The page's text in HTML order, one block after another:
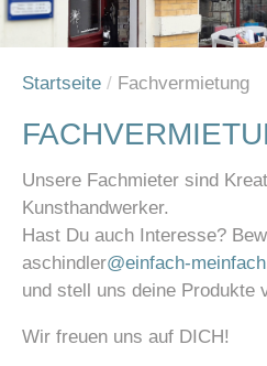
FACHVERMIETUNG
ANFAHRT
Startseite / Fachvermietung
Unsere Fachmieter sind
Kunsthandwerker.
Hast Du auch Interesse?
aschindler@einfach-
und stell uns deine Produkte
Wir freuen uns auf DICH!